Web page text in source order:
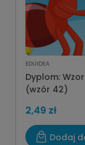
EDUIDEA
Dyplom:
(wzór 42)
2,49 zł
Dodaj